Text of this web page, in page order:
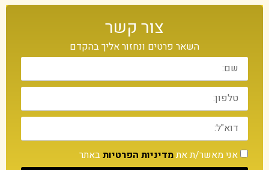
צור קשר
השאר פרטים ונחזור אליך בהקדם
אני מאשר/ת אתמדיניות הפרטיותבאתר